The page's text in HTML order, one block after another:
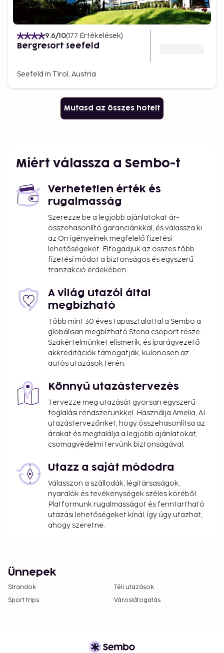
9.6/10(177 Értékelések)
Bergresort Seefeld
Seefeld in Tirol, Austria
Mutasd az összes hotelt
Miért válassza a Sembo-t
Verhetetlen érték és
rugalmasság
Szerezze be a legjobb ajánlatokat ár-
összehasonlító garanciánkkal, és válassza ki
az Ön igényeinek megfelelő fizetési
lehetőségeket. Elfogadjuk az összes főbb
fizetési módot a biztonságos és egyszerű
tranzakció érdekében.
A világ utazói által
megbízható
Több mint 30 éves tapasztalattal a Sembo a
globálisan megbízható Stena csoport része.
Szakértelmünket elismerik, és iparágvezető
akkreditációk támogatják, különösen az
autós utazások terén.
Könnyű utazástervezés
Tervezze meg utazását gyorsan egyszerű
foglalási rendszerünkkel. Használja Amelia, AI
utazástervezőnket, hogy összehasonlítsa az
árakat és megtalálja a legjobb ajánlatokat,
csomagvédelmi tervünk biztonságával.
Utazz a saját módodra
Válasszon a szállodák, légitársaságok,
nyaralók és tevékenységek széles köréből.
Platformunk rugalmasságot és fenntartható
utazási lehetőségeket kínál, így úgy utazhat,
ahogy szeretne.
Ünnepek
Strandok
Téli utazások
Sport trips
Városlátogatás